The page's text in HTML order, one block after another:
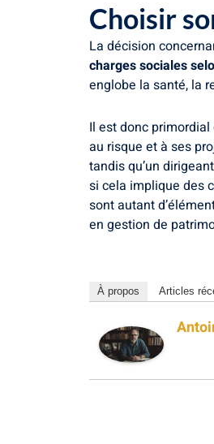
Choisir
La décision
charges sociales
englobe la santé, la
Il est donc
au risque et à ses
tandis qu’un
si cela implique des
sont autant
en gestion de
À propos Articles